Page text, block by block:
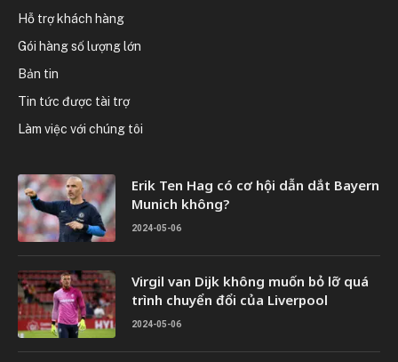
Hỗ trợ khách hàng
Gói hàng số lượng lớn
Bản tin
Tin tức được tài trợ
Làm việc với chúng tôi
Erik Ten Hag có cơ hội dẫn dắt Bayern
Munich không?
2024-05-06
Virgil van Dijk không muốn bỏ lỡ quá
trình chuyển đổi của Liverpool
2024-05-06